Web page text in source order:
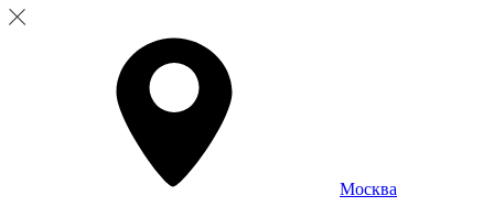
Москва